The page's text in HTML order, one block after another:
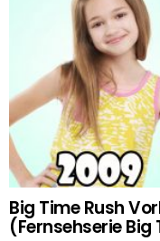
Big Time Rush
(Fernsehserie Big